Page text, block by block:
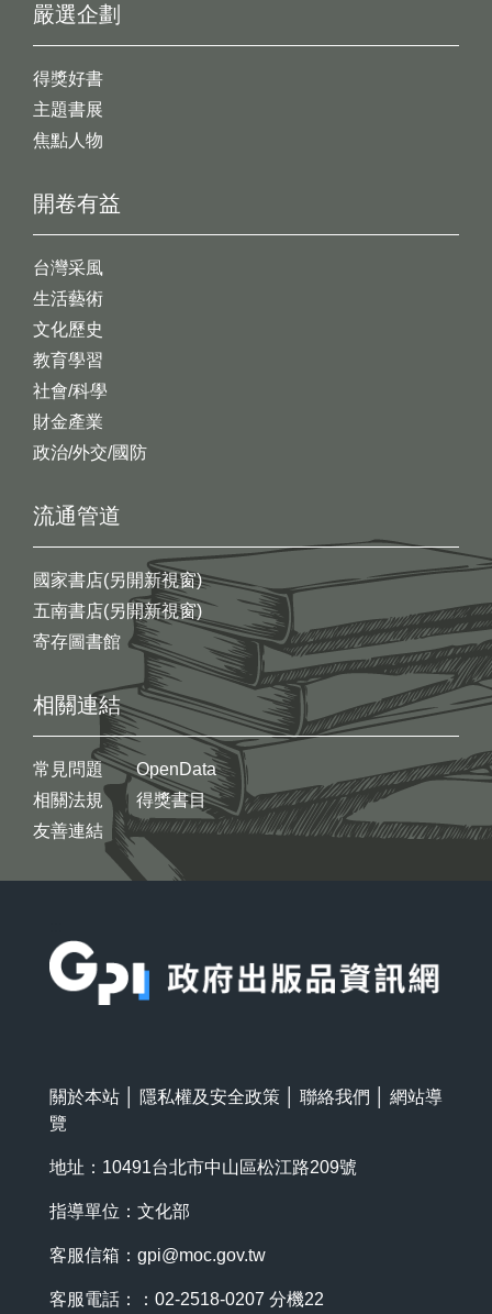
開卷有益
台灣采風
生活藝術
文化歷史
教育學習
社會/科學
財金產業
政治/外交/國防
嚴選企劃
得獎好書
主題書展
焦點人物
流通管道
國家書店(另開新視窗)
五南書店(另開新視窗)
寄存圖書館
相關連結
常見問題
相關法規
友善連結
OpenData
得獎書目
關於本站 隱私權及安全政策 聯絡我們
網站導
覽
地址：10491台北市中山區松江路209號
指導單位：文化部
客服信箱： gpi@moc.gov.tw
客服電話：：02-2518-0207 分機22